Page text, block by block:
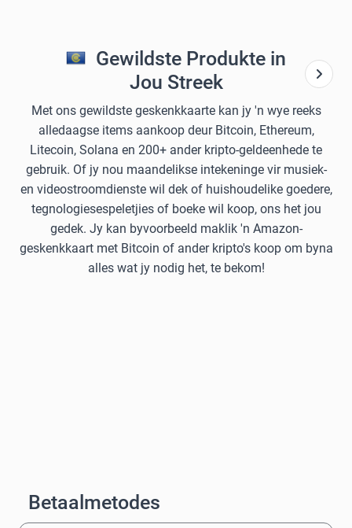
Gewildste Produkte in
Jou Streek
Met ons gewildste geskenkkaarte kan jy 'n wye reeks
alledaagse items aankoop deur Bitcoin, Ethereum,
Litecoin, Solana en 200+ ander kripto-geldeenhede te
gebruik. Of jy nou maandelikse intekeninge vir musiek-
en videostroomdienste wil dek of huishoudelike goedere,
tegnologiesespeletjies of boeke wil koop, ons het jou
gedek. Jy kan byvoorbeeld maklik 'n Amazon-
geskenkkaart met Bitcoin of ander kripto's koop om byna
alles wat jy nodig het, te bekom!
Betaalmetodes